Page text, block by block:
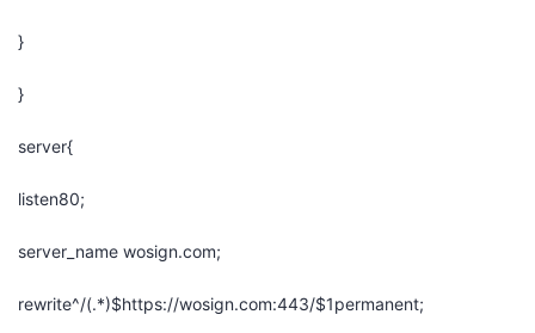
}
}
server{
listen80;
server_name wosign.com;
rewrite^/(.*)$https://wosign.com:443/$1permanent;